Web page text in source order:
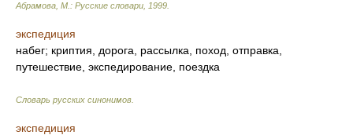
Абрамова, М.: Русские словари 1999
экспедиция
набег; криптия, дорога, рассылка, поход, отправка,
путешествие, экспедирование, поездка
Словарь русских синонимов
экспедиция